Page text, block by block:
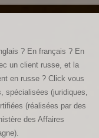
? En français ? En
un client russe, et la
en russe ? Click vous
spécialisées (juridiques,
(réalisées par des
des Affaires